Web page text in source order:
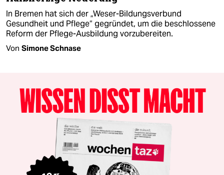
In Bremen hat sich der „Weser-Bildungsverbund
Gesundheit und Pflege“ gegründet, um die beschlossene
Reform der Pflege-Ausbildung vorzubereiten.
Von Simone Schnase